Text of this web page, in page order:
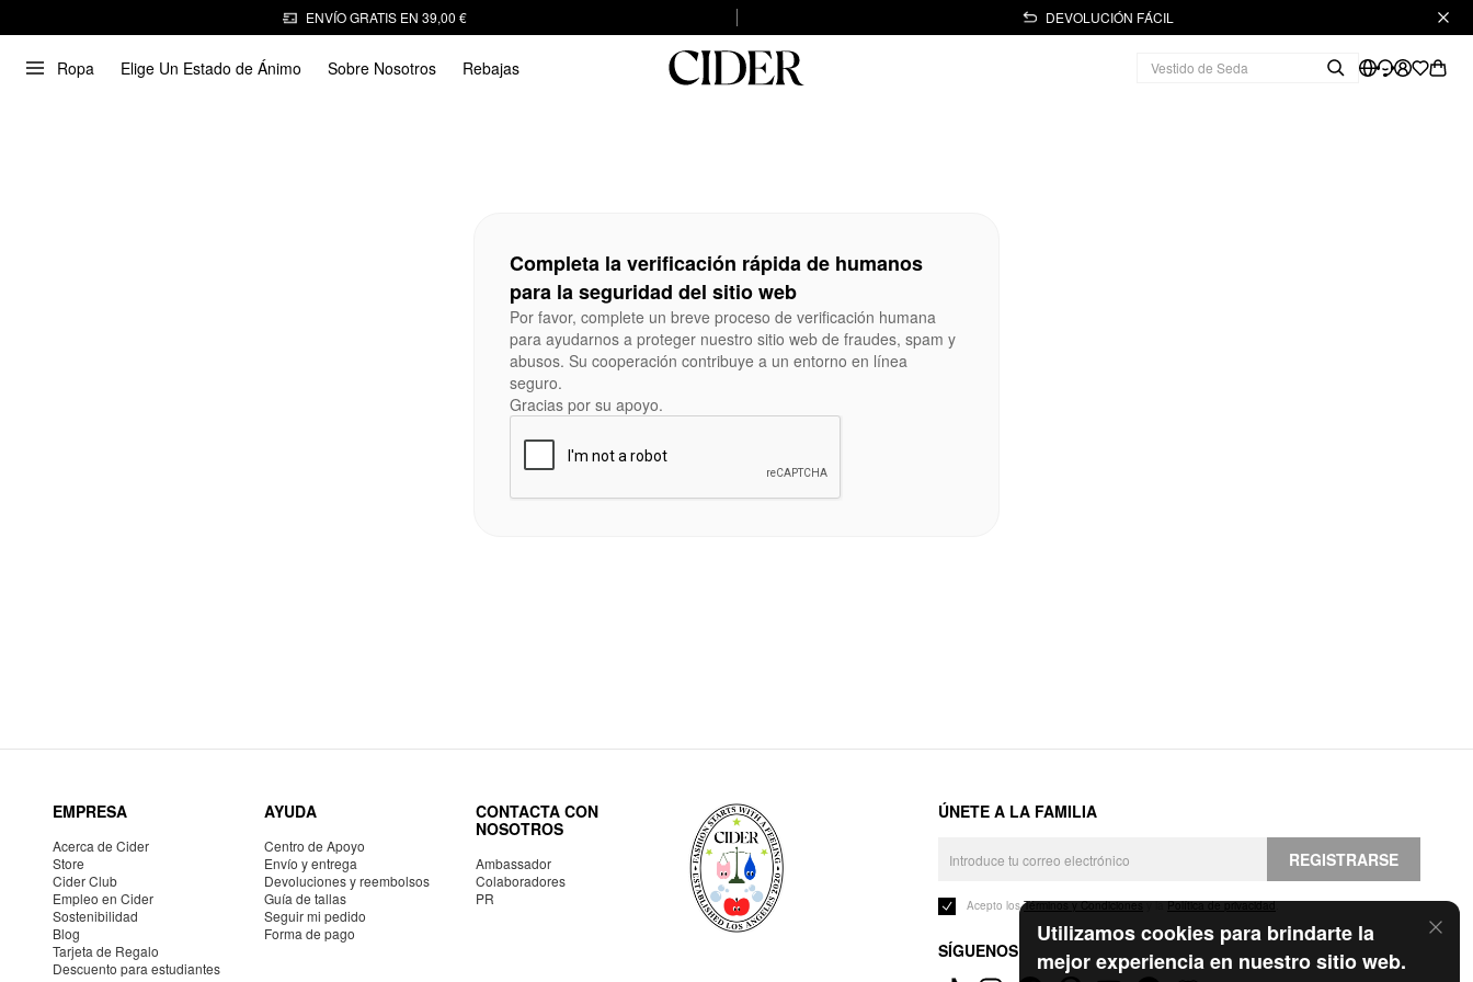
ENVÍO GRATIS EN 39,00 € DEVOLUCIÓN FÁCIL
Ropa Elige Un Estado de Ánimo Sobre Nosotros Rebajas
Utilizamos cookies para brindarte la
mejor experiencia en nuestro sitio web.
Completa la verificación rápida de humanos
para la seguridad del sitio web
Por favor, complete un breve proceso de verificación humana
para ayudarnos a proteger nuestro sitio web de fraudes, spam y
abusos. Su cooperación contribuye a un entorno en línea
seguro.
Gracias por su apoyo.
EMPRESA
Acerca de Cider
Store
Cider Club
Empleo en Cider
Sostenibilidad
Blog
Tarjeta de Regalo
Descuento para estudiantes
AYUDA
Centro de Apoyo
Envío y entrega
Devoluciones y reembolsos
Guía de tallas
Seguir mi pedido
Forma de pago
CONTACTA CON
NOSOTROS
Ambassador
Colaboradores
PR
ÚNETE A LA FAMILIA
REGISTRARSE
Acepto losTérminos y Condicionesy laPolítica de privacidad.
SÍGUENOS